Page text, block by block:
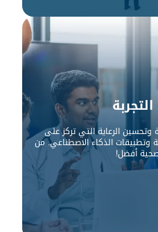
وتحسين الرعاية التي تركز على
وتطبيقات الذكاء الاصطناعي. من
أفضل!